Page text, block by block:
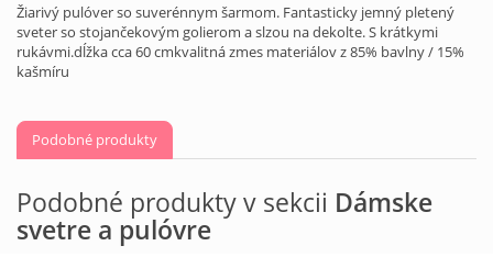
Žiarivý pulóver so suverénnym šarmom. Fantasticky jemný pletený
sveter so stojančekovým golierom a slzou na dekolte. S krátkymi
rukávmi.dĺžka cca 60 cmkvalitná zmes materiálov z 85% bavlny / 15%
kašmíru
Podobné produkty
Podobné produkty v sekcii Dámske
svetre a pulóvre